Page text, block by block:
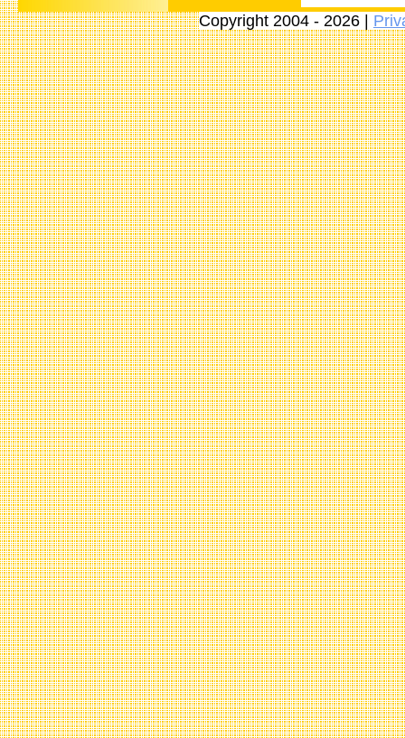
Copyright 2004 - 2026 |